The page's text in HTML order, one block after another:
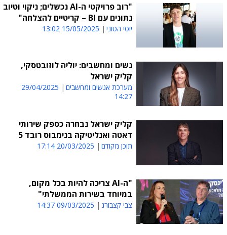
"רוב פרויקטי ה-AI נכשלים; ניקוי וטיוב
נתונים עם BI – קריטיים להצלחה"
יוסי הטוני 15/05/2025 13:02
נשים ומחשבים: יוליה לוזובטסקי,
קליק ישראל
מערכת אנשים ומחשבים
29/04/2025
14:27
קליק ישראל נבחרה כספק שירותי
דאטה ואנליטיקה בנימבוס רובד 5
תוכן מקודם 20/03/2025 17:14
"ה-AI צריכה להיות בכל מקום,
במיוחד בשירות הממשלתי"
צבי קצבורג 09/03/2025 14:37